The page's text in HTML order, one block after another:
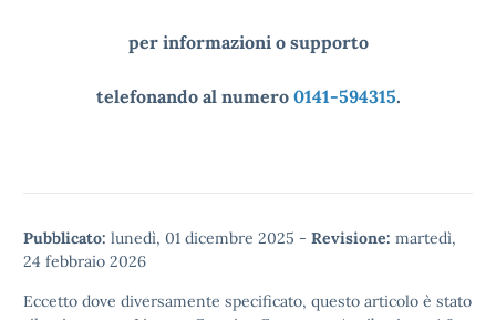
per informazioni o supporto
telefonando al numero 0141-594315.
Pubblicato: lunedì, 01 dicembre 2025 - Revisione: martedì,
24 febbraio 2026
Eccetto dove diversamente specificato, questo articolo è stato